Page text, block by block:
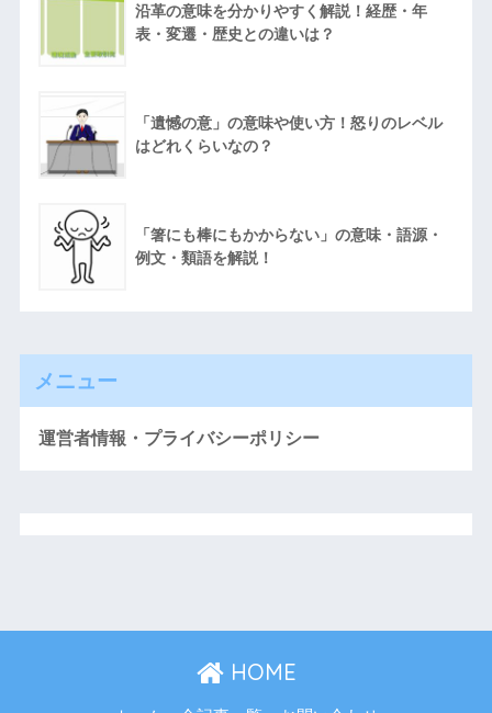
沿革の意味を分かりやすく解説！経歴・年
表・変遷・歴史との違いは？
「遺憾の意」の意味や使い方！怒りのレベル
はどれくらいなの？
「箸にも棒にもかからない」の意味・語源・
例文・類語を解説！
メニュー
運営者情報・プライバシーポリシー
HOME